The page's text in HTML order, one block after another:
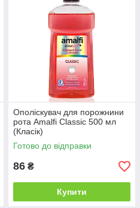
Ополіскувач для порожнини
рота Amalfi Classic 500 мл
(Класік)
Готово до відправки
86 ₴
Купити